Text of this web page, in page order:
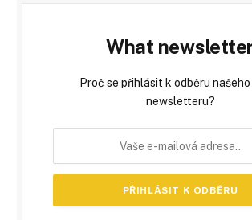
What
Proč se přihlásit k odběru
newsletteru?